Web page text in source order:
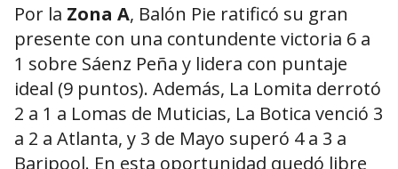
Por la Zona A, Balón Pie ratificó su gran
presente con una contundente victoria 6 a
1 sobre Sáenz Peña y lidera con puntaje
ideal (9 puntos). Además, La Lomita derrotó
2 a 1 a Lomas de Muticias, La Botica venció 3
a 2 a Atlanta, y 3 de Mayo superó 4 a 3 a
Baripool. En esta oportunidad quedó libre